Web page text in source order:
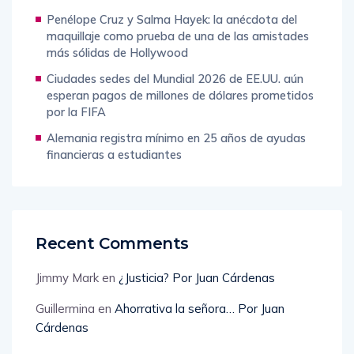
Penélope Cruz y Salma Hayek: la anécdota del
maquillaje como prueba de una de las amistades
más sólidas de Hollywood
Ciudades sedes del Mundial 2026 de EE.UU. aún
esperan pagos de millones de dólares prometidos
por la FIFA
Alemania registra mínimo en 25 años de ayudas
financieras a estudiantes
Recent Comments
Jimmy Mark en ¿Justicia? Por Juan Cárdenas
Guillermina en Ahorrativa la señora… Por Juan
Cárdenas